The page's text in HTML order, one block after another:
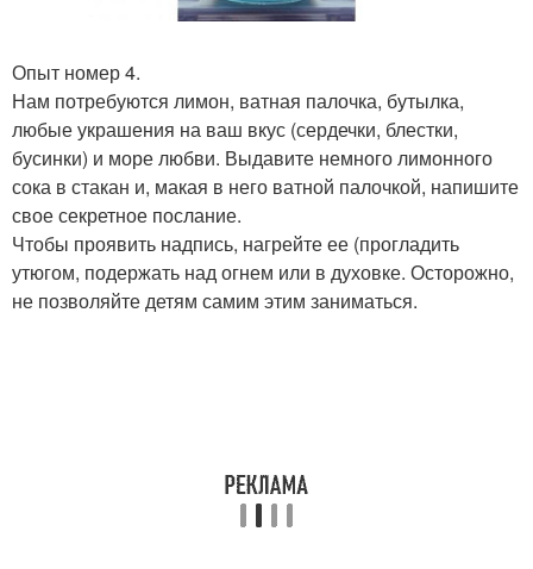
Опыт номер 4.
Нам потребуются лимон, ватная палочка, бутылка,
любые украшения на ваш вкус (сердечки, блестки,
бусинки) и море любви. Выдавите немного лимонного
сока в стакан и, макая в него ватной палочкой, напишите
свое секретное послание.
Чтобы проявить надпись, нагрейте ее (прогладить
утюгом, подержать над огнем или в духовке. Осторожно,
не позволяйте детям самим этим заниматься.